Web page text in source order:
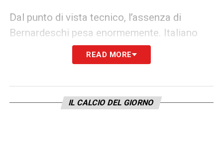
Dal punto di vista tecnico, l’assenza di
Bernardeschi pesa enormemente. Italiano
perde un vero e proprio jolly offensivo,
capace di agire su più ruoli e di cambiare
imprevedibilità. L’infortunio di Bernardeschi
arriva nel momento migliore della sua
READ MORE
IL CALCIO DEL GIORNO